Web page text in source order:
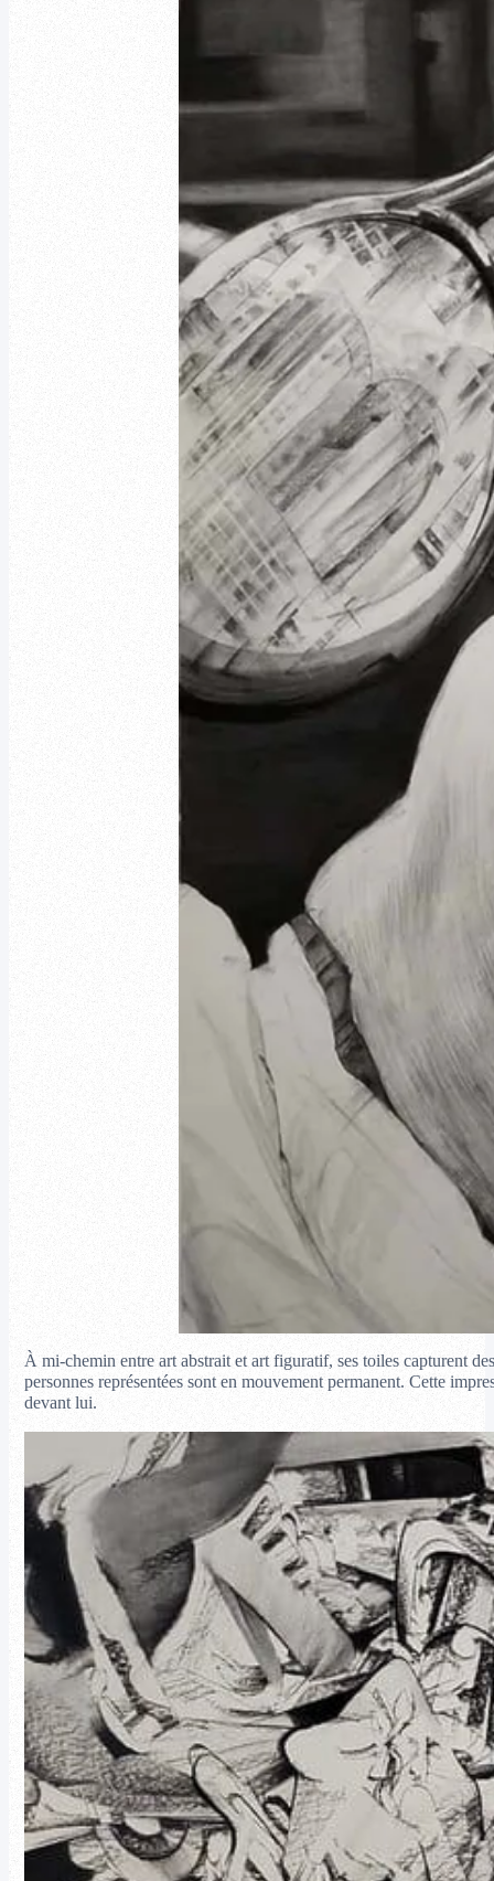
À mi-chemin entre art abstrait et art figuratif, ses toiles capturent
personnes représentées sont en mouvement permanent. Cette
devant lui.